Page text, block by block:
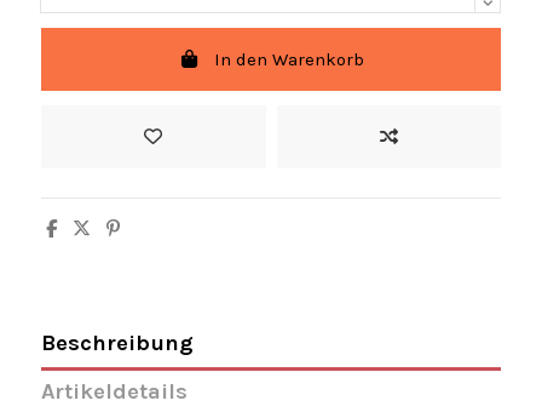
In den Warenkorb
Beschreibung
Artikeldetails